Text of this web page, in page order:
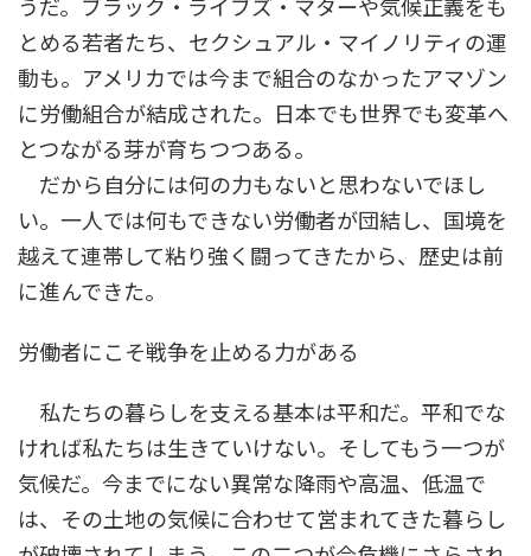
うだ。ブラック・ライブズ・マターや気候正義をも
とめる若者たち、セクシュアル・マイノリティの運
動も。アメリカでは今まで組合のなかったアマゾン
に労働組合が結成された。日本でも世界でも変革へ
とつながる芽が育ちつつある。
だから自分には何の力もないと思わないでほし
い。一人では何もできない労働者が団結し、国境を
越えて連帯して粘り強く闘ってきたから、歴史は前
に進んできた。
労働者にこそ戦争を止める力がある
私たちの暮らしを支える基本は平和だ。平和でな
ければ私たちは生きていけない。そしてもう一つが
気候だ。今までにない異常な降雨や高温、低温で
は、その土地の気候に合わせて営まれてきた暮らし